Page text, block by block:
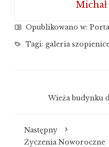
Opublikowano w:
Tagi: galeria
Wieża budynku
Następny
Życzenia Noworoczne